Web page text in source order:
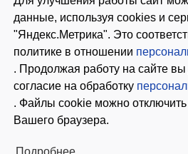
данные, используя cookies и
"Яндекс.Метрика". Это
политике в отношении
. Продолжая работу на сайте вы
согласие на обработку
. Файлы cookie можно отключить
Вашего браузера.
Подробнее
© 2026 ООО «Автомастер» —
автосервиса,
Оставляя заявки на нашем
Политикой конфиденциальности